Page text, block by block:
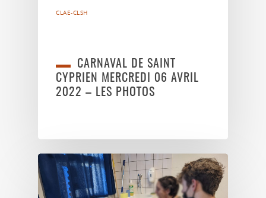
CLAE-CLSH
CARNAVAL DE SAINT
CYPRIEN MERCREDI 06 AVRIL
2022 – LES PHOTOS